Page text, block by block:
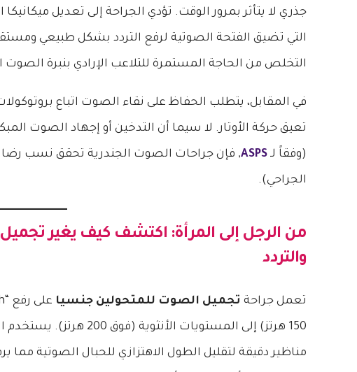
التي تضيق الفتحة الصوتية لرفع التردد بشكل طبيعي
التخلص من الحاجة المستمرة للتلاعب الإرادي بنبرة
في المقابل، يتطلب الحفاظ على نقاء الصوت اتباع
تعيق حركة الأوتار. لا سيما أن التدخين أو إجهاد الصوت
(وفقاً لـ ASPS
الجراحي).
من الرجل إلى المرأة: اكتشف كيف يغير
والتردد
تعمل جراحة تجميل الصوت للمتحولين جنسيا
150 هرتز) إلى المستويات الأنثوية (فوق 200 هرتز). يستخدم الجراحون في
مناظير دقيقة لتقليل الطول الاهتزازي للحبال الصوتية مما